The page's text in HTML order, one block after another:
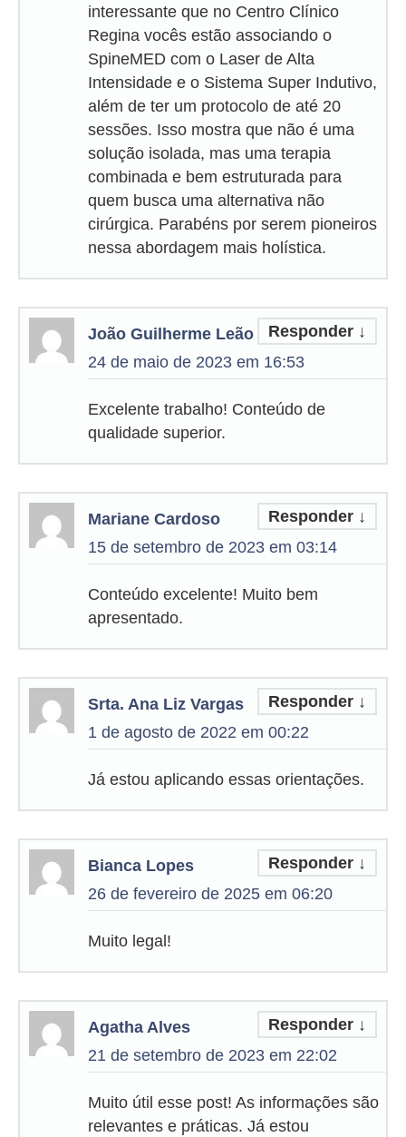
interessante que no Centro Clínico
Regina vocês estão associando o
SpineMED com o Laser de Alta
Intensidade e o Sistema Super Indutivo,
além de ter um protocolo de até 20
sessões. Isso mostra que não é uma
solução isolada, mas uma terapia
combinada e bem estruturada para
quem busca uma alternativa não
cirúrgica. Parabéns por serem pioneiros
nessa abordagem mais holística.
João Guilherme Leão
24 de maio de 2023 em 16:53
Responder ↓
Excelente trabalho! Conteúdo de
qualidade superior.
Mariane Cardoso
15 de setembro de 2023 em 03:14
Responder ↓
Conteúdo excelente! Muito bem
apresentado.
Srta. Ana Liz Vargas
1 de agosto de 2022 em 00:22
Responder ↓
Já estou aplicando essas orientações.
Bianca Lopes
26 de fevereiro de 2025 em 06:20
Responder ↓
Muito legal!
Agatha Alves
21 de setembro de 2023 em 22:02
Responder ↓
Muito útil esse post! As informações são
relevantes e práticas. Já estou